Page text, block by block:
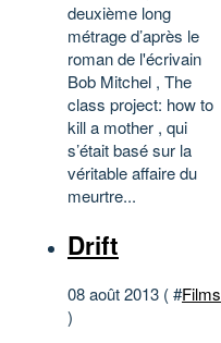
deuxième long
métrage d’après le
roman de l'écrivain
Bob Mitchel , The
class project: how to
kill a mother , qui
s’était basé sur la
véritable affaire du
meurtre...
Drift
08 août 2013 ( #Films
)